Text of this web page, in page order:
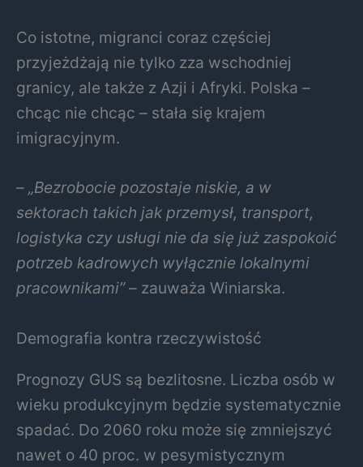
Co istotne, migranci coraz częściej
przyjeżdżają nie tylko zza wschodniej
granicy, ale także z Azji i Afryki. Polska –
chcąc nie chcąc – stała się krajem
imigracyjnym.
– „Bezrobocie pozostaje niskie, a w
sektorach takich jak przemysł, transport,
logistyka czy usługi nie da się już zaspokoić
potrzeb kadrowych wyłącznie lokalnymi
pracownikami”– zauważa Winiarska.
Demografia kontra rzeczywistość
Prognozy GUS są bezlitosne. Liczba osób w
wieku produkcyjnym będzie systematycznie
spadać. Do 2060 roku może się zmniejszyć
nawet o 40 proc. w pesymistycznym